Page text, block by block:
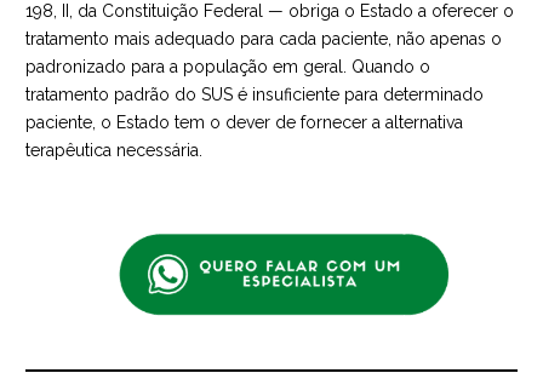
198, II, da Constituição Federal — obriga o Estado a oferecer o
tratamento mais adequado para cada paciente, não apenas o
padronizado para a população em geral. Quando o
tratamento padrão do SUS é insuficiente para determinado
paciente, o Estado tem o dever de fornecer a alternativa
terapêutica necessária.